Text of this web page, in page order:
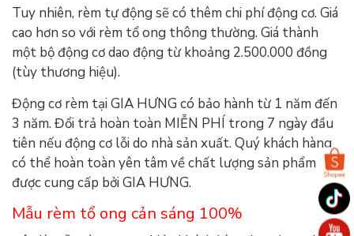
Tuy nhiên, rèm tự động sẽ có thêm chi phí động cơ. Giá
cao hơn so với rèm tổ ong thông thường. Giá thành
một bộ động cơ dao động từ khoảng 2.500.000 đồng
(tùy thương hiệu).
Động cơ rèm tại GIA HƯNG có bảo hành từ 1 năm đến
3 năm. Đổi trả hoàn toàn MIỄN PHÍ trong 7 ngày đầu
tiên nếu động cơ lỗi do nhà sản xuất. Quý khách hàng
có thể hoàn toàn yên tâm về chất lượng sản phẩm
được cung cấp bởi GIA HƯNG.
Mẫu rèm tổ ong cản sáng 100%